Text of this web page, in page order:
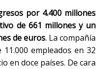
por 4.400 millones
de 661 millones y un
de euros. La compañía
empleados en 32
en doce países. De cara